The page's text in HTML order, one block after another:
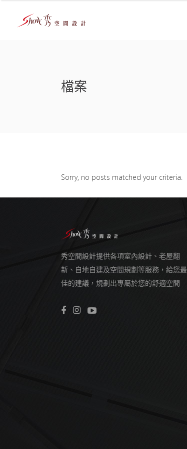
檔案
Sorry, no posts matched your criteria.
秀空間設計提供各項室內設計、老屋翻
新、自地自建及空間規劃等服務，給您最
佳的建議，規劃出專屬於您的舒適空間